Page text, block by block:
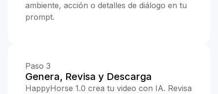
ambiente, acción o detalles de diálogo en tu
prompt.
Paso 3
Genera, Revisa y Descarga
HappyHorse 1.0 crea tu video con IA. Revisa